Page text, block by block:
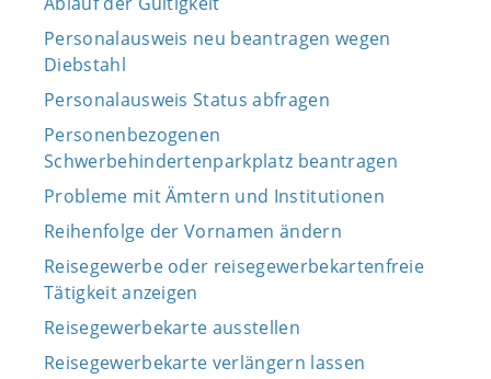
Personalausweis neu beantragen wegen
Diebstahl
Personalausweis Status abfragen
Personenbezogenen
Schwerbehindertenparkplatz beantragen
Probleme mit Ämtern und Institutionen
Reihenfolge der Vornamen ändern
Reisegewerbe oder reisegewerbekartenfreie
Tätigkeit anzeigen
Reisegewerbekarte ausstellen
Reisegewerbekarte verlängern lassen